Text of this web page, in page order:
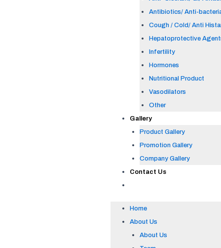
Antibiotics/ Anti-
Cough / Cold/ Anti
Hepatoprotective
Infertility
Hormones
Nutritional Product
Vasodilators
Other
Gallery
Product Gallery
Promotion Gallery
Company Gallery
Contact Us
Home
About Us
About Us